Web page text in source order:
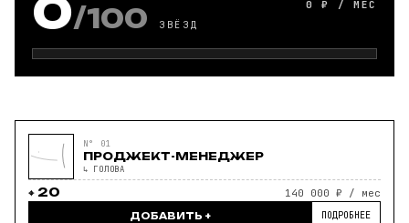
0/100 ЗВЁЗД
0 ₽ / МЕС
N° 01
ПРОДЖЕКТ-МЕНЕДЖЕР
↳ ГОЛОВА
20 140 000 ₽ / мес
ДОБАВИТЬ + ПОДРОБНЕЕ